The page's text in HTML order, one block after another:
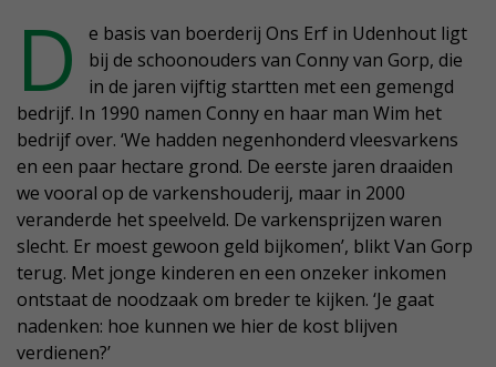
D
e basis van boerderij Ons Erf in Udenhout ligt
bij de schoonouders van Conny van Gorp, die
in de jaren vijftig startten met een gemengd
bedrijf. In 1990 namen Conny en haar man Wim het
bedrijf over. ‘We hadden negenhonderd vleesvarkens
en een paar hectare grond. De eerste jaren draaiden
we vooral op de varkenshouderij, maar in 2000
veranderde het speelveld. De varkensprijzen waren
slecht. Er moest gewoon geld bijkomen’, blikt Van Gorp
terug. Met jonge kinderen en een onzeker inkomen
ontstaat de noodzaak om breder te kijken. ‘Je gaat
nadenken: hoe kunnen we hier de kost blijven
verdienen?’